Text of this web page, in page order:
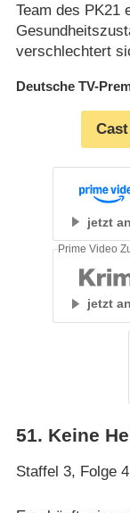
Team des PK21
verschlechtert
Deutsche TV-
jetzt
jetzt
Prime Video
51. Keine
Staffel 3, Folge